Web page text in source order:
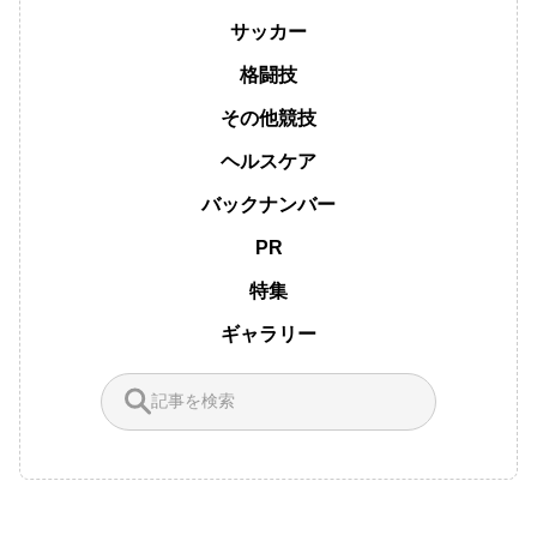
サッカー
格闘技
その他競技
ヘルスケア
バックナンバー
PR
特集
ギャラリー